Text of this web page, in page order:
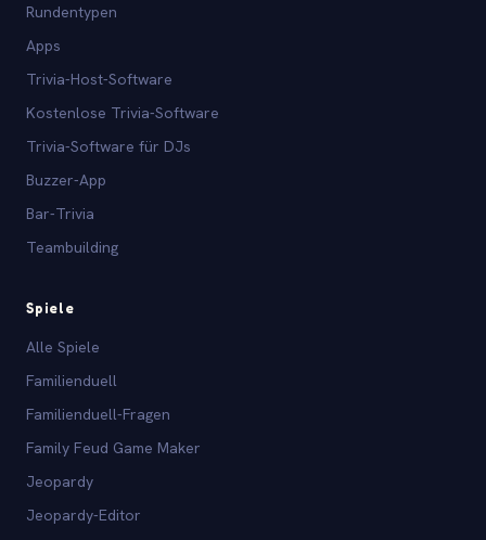
Rundentypen
Apps
Trivia-Host-Software
Kostenlose Trivia-Software
Trivia-Software für DJs
Buzzer-App
Bar-Trivia
Teambuilding
Spiele
Alle Spiele
Familienduell
Familienduell-Fragen
Family Feud Game Maker
Jeopardy
Jeopardy-Editor